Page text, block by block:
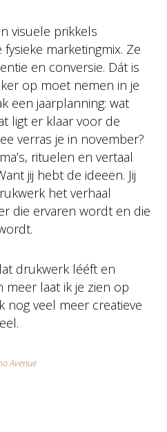
visuele prikkels
marketingmix. Ze
en conversie. Dát is
op moet nemen in je
een jaarplanning: wat
ligt er klaar voor de
verras je in november?
rituelen en vertaal
jij hebt de ideeën. Jij
het verhaal
die ervaren wordt en die
drukwerk lééft en
meer laat ik je zien op
nog veel meer creatieve
Avenue